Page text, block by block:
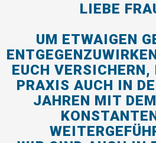
LIEBE
UM ETWAIGEN
EUCH VERSICHERN,
PRAXIS AUCH IN
JAHREN MIT